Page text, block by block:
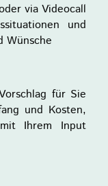
via Videocall
und
Wünsche
für Sie
und Kosten,
Ihrem Input